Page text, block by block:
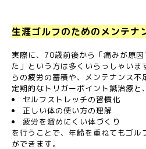
生涯ゴルフのためのメンテナ
実際に、70歳前後から「痛みが原
た」という方は多くいらっしゃい
らの疲労の蓄積や、メンテナンス不
定期的なトリガーポイント鍼治療と、
セルフストレッチの習慣化
正しい体の使い方の理解
疲労を溜めにくい体づくり
を行うことで、年齢を重ねてもゴル
ができます。